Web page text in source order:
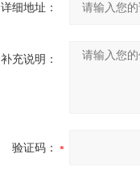
详细地址：
补充说明：
验证码：